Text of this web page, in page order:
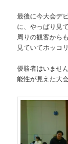
最後に今大会デ
に、やっぱり見
周りの観客から
見ていてホッコ
優勝者はいませ
能性が見えた大